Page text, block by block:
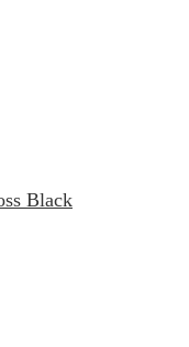
Black